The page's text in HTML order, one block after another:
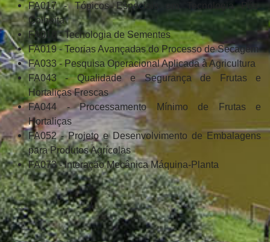
FA017 - Tópicos Especiais em Tecnologia Pós-
Colheita
FA018 - Tecnologia de Sementes
FA019 - Teorias Avançadas do Processo de Secagem
FA033 - Pesquisa Operacional Aplicada à Agricultura
FA043 - Qualidade e Segurança de Frutas e
Hortaliças Frescas
FA044 - Processamento Mínimo de Frutas e
Hortaliças
FA052 - Projeto e Desenvolvimento de Embalagens
para Produtos Agrícolas
FA073 - Interação Mecânica Máquina-Planta